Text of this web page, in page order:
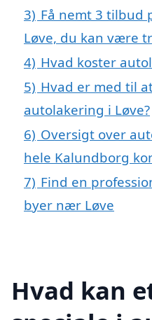
3) Få nemt 3 tilbud
Løve, du kan være
4) Hvad koster
5) Hvad er med til
autolakering i Løve?
6) Oversigt over
hele Kalundborg
7) Find en
byer nær Løve
Hvad kan